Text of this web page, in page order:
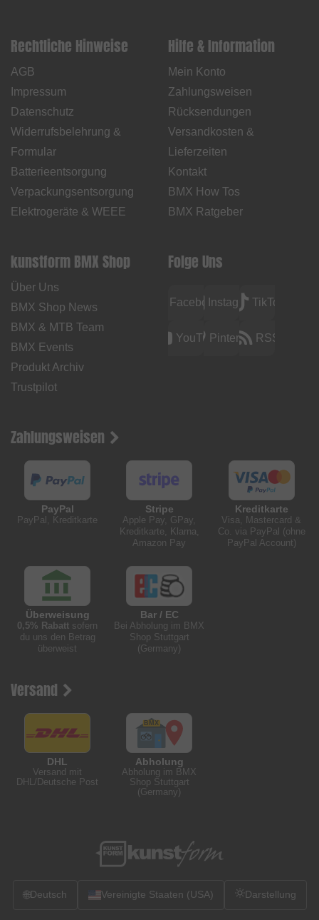
Rechtliche Hinweise
AGB
Impressum
Datenschutz
Widerrufsbelehrung &
Formular
Batterieentsorgung
Verpackungsentsorgung
Elektrogeräte & WEEE
Hilfe & Information
Mein Konto
Zahlungsweisen
Rücksendungen
Versandkosten &
Lieferzeiten
Kontakt
BMX How Tos
BMX Ratgeber
kunstform BMX Shop
Über Uns
BMX Shop News
BMX & MTB Team
BMX Events
Produkt Archiv
Trustpilot
Folge Uns
FacebookInstagramTikTok
YouTubePinterest RSS
Zahlungsweisen
PayPal
PayPal, Kreditkarte
Stripe
Apple Pay, GPay,
Kreditkarte, Klarna,
Amazon Pay
Kreditkarte
Visa, Mastercard &
Co. via PayPal (ohne
PayPal Account)
Überweisung
0,5% Rabatt sofern
du uns den Betrag
überweist
Bar / EC
Bei Abholung im BMX
Shop Stuttgart
(Germany)
Versand
DHL
Versand mit
DHL/Deutsche Post
Abholung
Abholung im BMX
Shop Stuttgart
(Germany)
🌐Deutsch Vereinigte Staaten (USA) Darstellung